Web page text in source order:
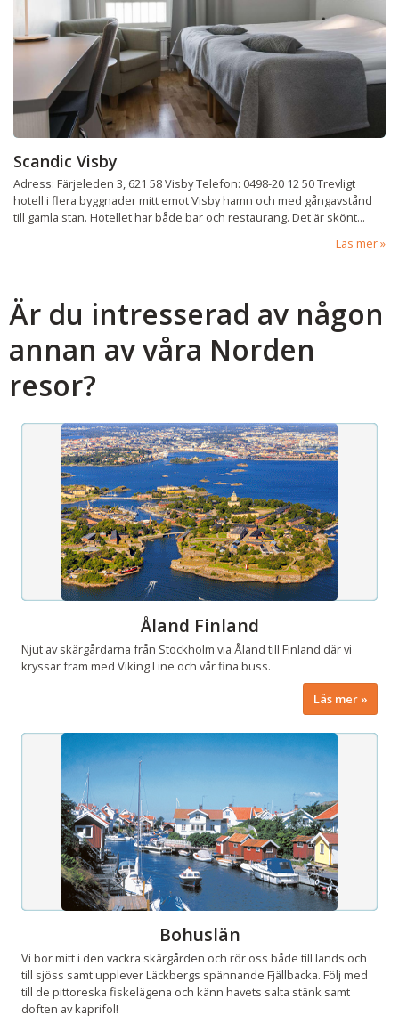
Scandic Visby
Adress: Färjeleden 3, 621 58 Visby Telefon: 0498-20 12 50 Trevligt
hotell i flera byggnader mitt emot Visby hamn och med gångavstånd
till gamla stan. Hotellet har både bar och restaurang. Det är skönt...
Läs mer
Är du intresserad av någon
annan av våra Norden
resor?
Åland Finland
Njut av skärgårdarna från Stockholm via Åland till Finland där vi
kryssar fram med Viking Line och vår fina buss.
Läs mer
Bohuslän
Vi bor mitt i den vackra skärgården och rör oss både till lands och
till sjöss samt upplever Läckbergs spännande Fjällbacka. Följ med
till de pittoreska fiskelägena och känn havets salta stänk samt
doften av kaprifol!